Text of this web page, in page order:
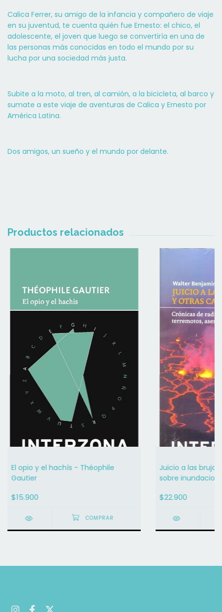
Calica Ferrer, su amigo de la infancia y compañero de viaje
en su juventud, te cuenta quién fue Ernesto: el chico, el
adolescente, el joven que luego se convertiría en una de
las personas más conocidas en todo el mundo por su
lucha por una sociedad más justa.
Subite a la moto, al tren, al camión, a la bicicleta, al barco y
sumate a este viaje de aventuras de Calica y Ernesto por
América Latina.
Dos amigos, un sueño y el mundo por delante.
Productos relacionados
El opio y el hachís - Théophile
Gautier
$15.900
Juicio a las
sobre
Benjamin
$22.900